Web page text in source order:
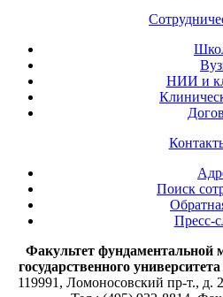
НИИ и
Поиск
Пресс-
Факультет фундаментальной
государственного
119991, Ломоносовский пр-т., д.